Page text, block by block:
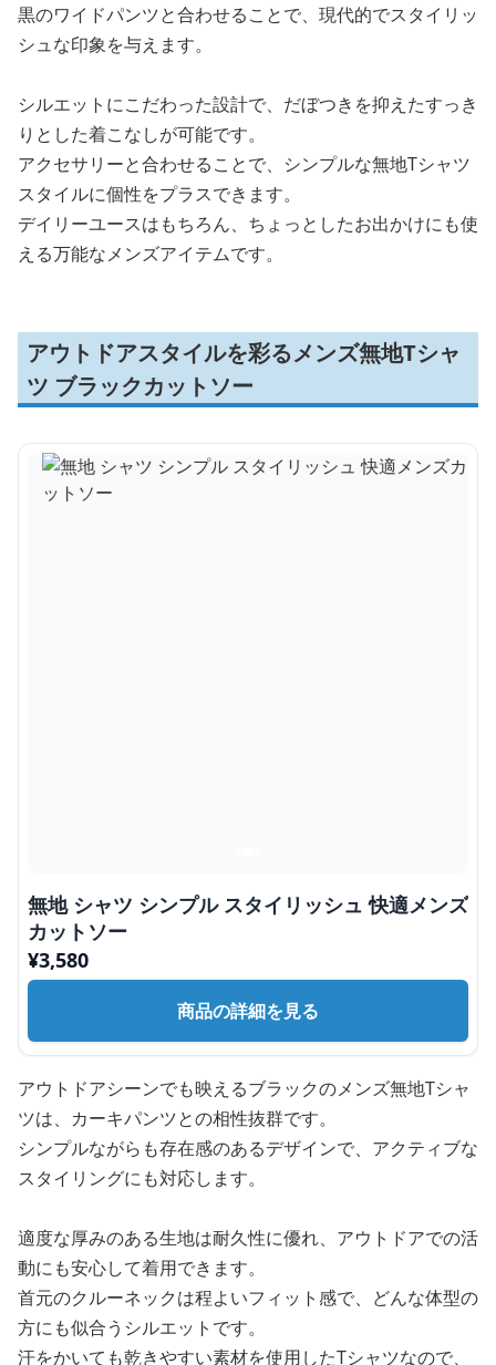
黒のワイドパンツと合わせることで、現代的でスタイリッ
シュな印象を与えます。
シルエットにこだわった設計で、だぼつきを抑えたすっき
りとした着こなしが可能です。
アクセサリーと合わせることで、シンプルな無地Tシャツ
スタイルに個性をプラスできます。
デイリーユースはもちろん、ちょっとしたお出かけにも使
える万能なメンズアイテムです。
アウトドアスタイルを彩るメンズ無地Tシャ
ツ ブラックカットソー
無地 シャツ シンプル スタイリッシュ 快適メンズ
カットソー
¥3,580
商品の詳細を見る
アウトドアシーンでも映えるブラックのメンズ無地Tシャ
ツは、カーキパンツとの相性抜群です。
シンプルながらも存在感のあるデザインで、アクティブな
スタイリングにも対応します。
適度な厚みのある生地は耐久性に優れ、アウトドアでの活
動にも安心して着用できます。
首元のクルーネックは程よいフィット感で、どんな体型の
方にも似合うシルエットです。
汗をかいても乾きやすい素材を使用したTシャツなので、